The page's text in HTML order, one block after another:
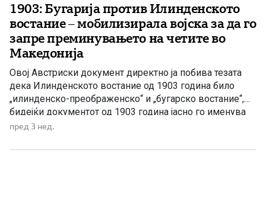
1903: Бугарија против Илинденското
востание – мобилизирала војска за да го
запре преминувањето на четите во
Македонија
Овој Австриски документ директно ја побива тезата
дека Илинденското востание од 1903 година било
„илинденско-преображенско“ и „бугарско востание“,
бидејќи документот од 1903 година јасно го именува
како востание во Македонија, додека Бугарија
четите кон Македонија. Австралискиот весник „Leader“
пред 3 нед.